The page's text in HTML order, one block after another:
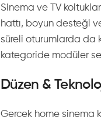
Sinema ve TV
hattı, boyun desteği
süreli oturumlarda da
kategoride modüler
Düzen &
Gerçek home sinema